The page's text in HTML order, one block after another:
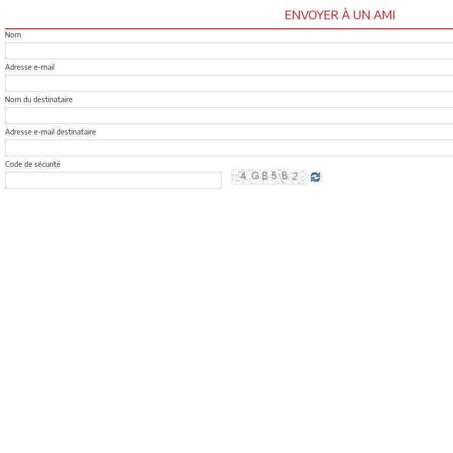
ENVOYER À UN AMI
Nom
Adresse e-mail
Nom du destinataire
Adresse e-mail destinataire
Code de sécurité